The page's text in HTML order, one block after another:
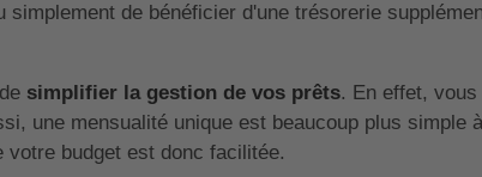
de bénéficier d'une trésorerie
simplifier la gestion de vos prêts. En effet,
une mensualité unique est beaucoup plus simple
budget est donc facilitée.